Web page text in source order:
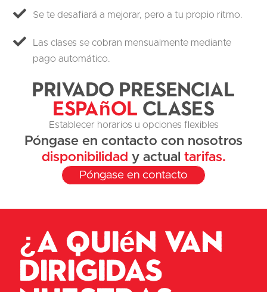
Se te desafiará a mejorar, pero a tu propio ritmo.
Las clases se cobran mensualmente mediante
pago automático.
Privado presencial
Español Clases
Establecer horarios u opciones flexibles
Póngase en contacto con nosotros
disponibilidad y actual tarifas.
Póngase en contacto
¿A quién van
dirigidas